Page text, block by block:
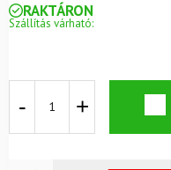
RAKTÁRON
Szállítás várható:
ROSSIGNOL